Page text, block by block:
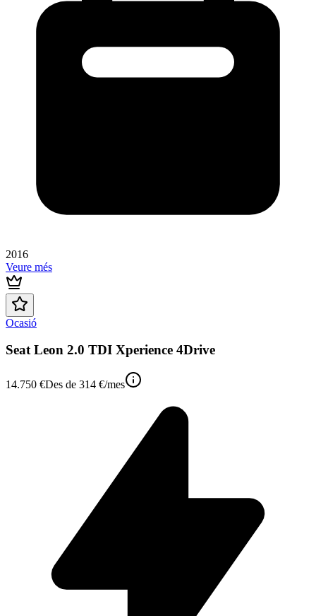
2016
Veure més
Ocasió
Seat Leon 2.0 TDI Xperience 4Drive
14.750 €Des de 314 €/mes